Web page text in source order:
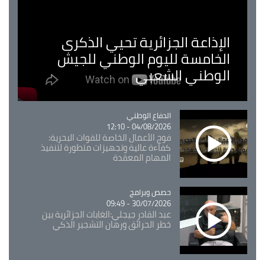
الإذاعة الجزائرية تحيي الذكرى
الخامسة لليوم الوطني للجيش
الوطني الشعبي
Catégorie
الدفاع الوطني
04/08/2026 - 12:10
فوج الأعمال الخاصة للقوات البحرية:
كفاءة عالية وتجهيزات متطورة لتنفيذ
المهام المعقدة
Catégorie
حصص وبرامج
30/07/2026 - 09:49
عبد القادر جيجلي:الغابات الجزائرية بين
خطر الحرائق ورهان التشجير الذكي